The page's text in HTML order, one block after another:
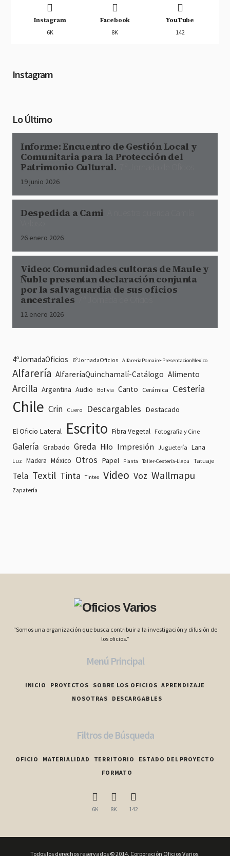
Instagram
6K
Facebook
8K
YouTube
142
Instagram
Lo Último
Informe: Encuentro de Gestión Local y
Comunitaria para la Protección del
Patrimonio Cultural.
19 junio 2026
Despedida a Cami
26 enero 2026
Video: Comunidades cultoras de Maule y
Ñuble presentan declaración conjunta
por la salvaguardia de sus oficios
ancestrales
12 enero 2026
4ºJornadaOficios 6ºJornadaOficios AlfareriaPomaire-PresentacionMexico
Alfarería AlfareríaQuinchamalí-Catálogo Alimento
Arcilla Argentina Audio Bolivia Canto Cerámica Cestería
Chile Crin Cuero Descargables Destacado
El Oficio Lateral Escrito Fibra Vegetal Fotografía y Cine
Galería Grabado Greda Hilo Impresión Juguetería Lana
Luz Madera México Otros Papel Planta Taller-Cestería-Llepu Tatuaje
Tela Textil Tinta Tintes Video Voz Wallmapu
Zapatería
“Somos una organización que busca contribuir a la investigación y difusión de
los oficios.”
Menú Principal
INICIO PROYECTOS SOBRE LOS OFICIOS APRENDIZAJE
NOSOTRAS
DESCARGABLES
Filtros de Búsqueda
OFICIO MATERIALIDAD TERRITORIO
ESTADO DEL PROYECTO
FORMATO
6K 8K 142
Todos los derechos reservados © 2014. Corporación Oficios Varios.